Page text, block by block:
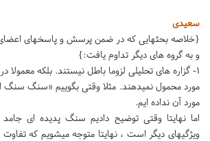
سعیدی
{خلاصه بحثهایی که در ضمن پرسش و پاسخهای
و به گروه های دیگر تداوم یافت:}
1- گزاره های تحلیلی لزوما باطل نیستند. بلکه معمولا
مورد محمول نمیدهند. مثلا وقتی بگوییم «سنگ
مورد آن نداده ایم.
اما نهایتا وقتی توضیح دادیم سنگ پدیده ای
ویژگیهای دیگر است ، نهایتا متوجه میشویم که